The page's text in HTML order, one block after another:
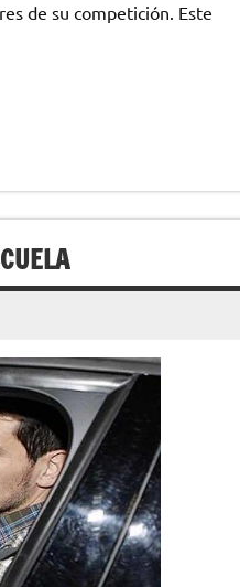
de su competición. Este